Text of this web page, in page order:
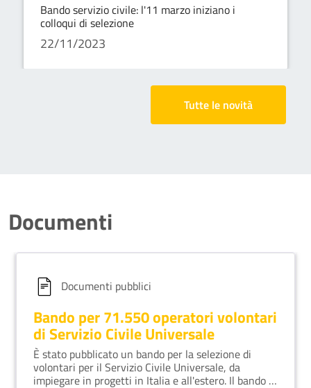
Bando servizio civile: l'11 marzo iniziano i
colloqui di selezione
22/11/2023
Tutte le novità
Documenti
Documenti pubblici
Bando per 71.550 operatori volontari
di Servizio Civile Universale
È stato pubblicato un bando per la selezione di
volontari per il Servizio Civile Universale, da
impiegare in progetti in Italia e all'estero. Il bando fa